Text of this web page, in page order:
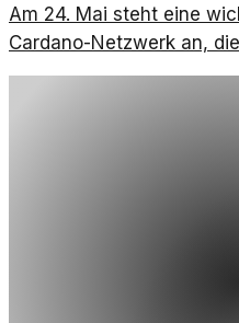
Am 24. Mai steht eine
Cardano-Netzwerk an,
Zukunft der Treasury-